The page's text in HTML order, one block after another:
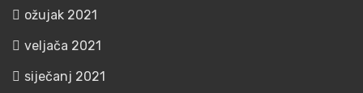
ožujak 2021
veljača 2021
siječanj 2021